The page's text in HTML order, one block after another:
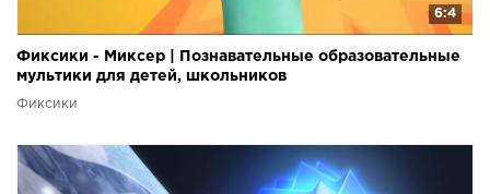
6:4
Фиксики - Миксер | Познавательные образовательные
мультики для детей, школьников
Фиксики